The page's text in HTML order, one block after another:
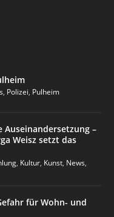
, Polizei, Pulheim
Auseinandersetzung –
Weisz setzt das
, Kultur, Kunst, News,
für Wohn- und